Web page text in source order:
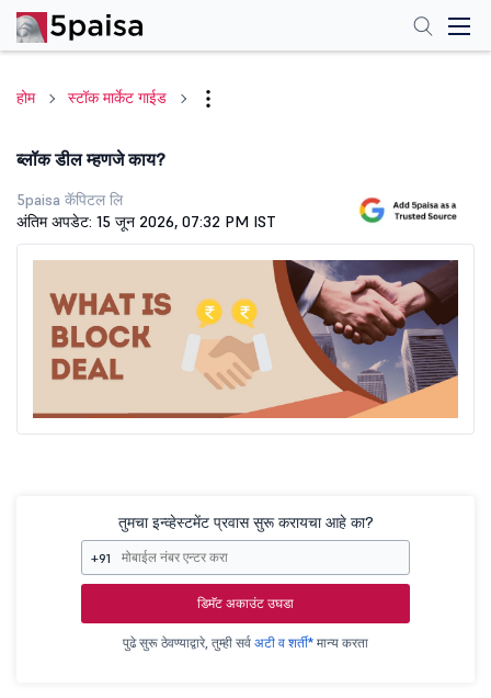
होम स्टॉक मार्केट गाईड
ब्लॉक डील म्हणजे काय?
5paisa कॅपिटल लि
अंतिम अपडेट: 15 जून 2026, 07:32 PM IST
तुमचा इन्व्हेस्टमेंट प्रवास सुरू करायचा आहे का?
+91
डिमॅट अकाउंट उघडा
पुढे सुरू ठेवण्याद्वारे, तुम्ही सर्व अटी व शर्ती* मान्य करता